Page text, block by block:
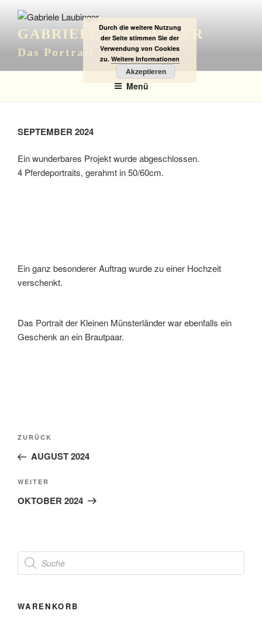
Inhalt
springenGABRIELE LAUBINGER
Das Portrait
Menü
SEPTEMBER 2024
Ein wunderbares Projekt wurde abgeschlossen.
4 Pferdeportraits, gerahmt in 50/60cm.
Ein ganz besonderer Auftrag wurde zu einer Hochzeit
verschenkt.
Das Portrait der Kleinen Münsterländer war ebenfalls ein
Geschenk an ein Brautpaar.
Beitragsnavigation
Vorheriger
Beitrag
ZURÜCK
AUGUST 2024
Nächster
Beitrag
WEITER
OKTOBER 2024
Products
search
WARENKORB
Durch die weitere Nutzung
der Seite stimmen Sie der
Verwendung von Cookies
zu. Weitere Informationen
Akzeptieren